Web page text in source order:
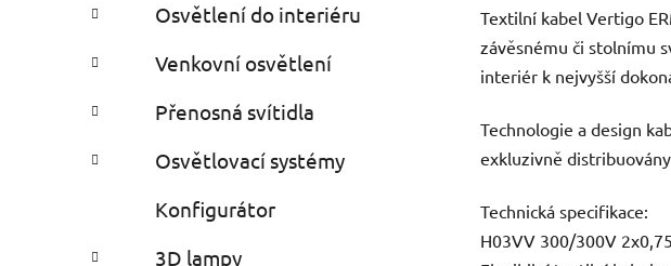
Osvětlení do interiéru
Venkovní osvětlení
Přenosná svítidla
Osvětlovací systémy
Konfigurátor
3D lampy
Textilní kabel Vertigo
závěsnému či stolnímu
interiér k nejvyšší
Technologie a design
exkluzivně
Technická specifikace:
H03VV 300/300V